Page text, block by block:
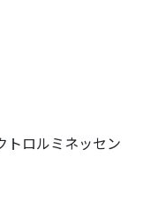
トロルミネッセン